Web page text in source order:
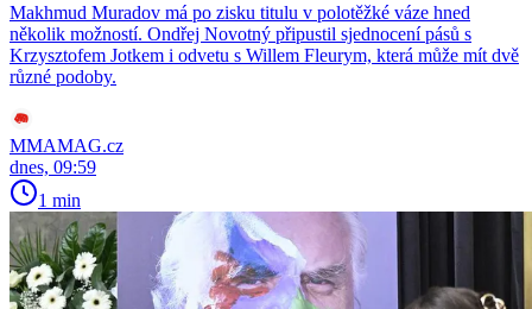
Makhmud Muradov má po zisku titulu v polotěžké váze hned
několik možností. Ondřej Novotný připustil sjednocení pásů s
Krzysztofem Jotkem i odvetu s Willem Fleurym, která může mít dvě
různé podoby.
MMAMAG.cz
dnes, 09:59
1 min